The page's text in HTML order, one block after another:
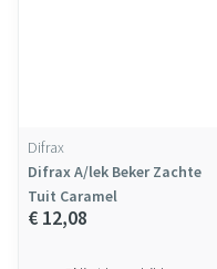
Difrax
Difrax A/lek Beker Zachte
Tuit Caramel
€ 12,08